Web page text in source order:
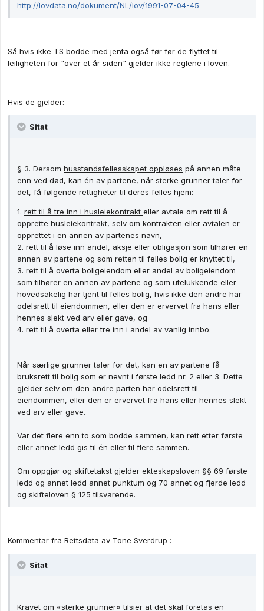
http://lovdata.no/dokument/NL/lov/1991-07-04-45
Så hvis ikke TS bodde med jenta også før før de flyttet til
leiligheten for "over et år siden" gjelder ikke reglene i loven.
Hvis de gjelder:
Sitat
§ 3. Dersom husstandsfellesskapet oppløses på annen måte
enn ved død, kan én av partene, når sterke grunner taler for
det, få følgende rettighetertil deres felles hjem:
1. rett til å tre inn i husleiekontrakt eller avtale om rett til å
opprette husleiekontrakt, selv om kontrakten eller avtalen er
opprettet i en annen av partenes navn,
2. rett til å løse inn andel, aksje eller obligasjon som tilhører en
annen av partene og som retten til felles bolig er knyttet til,
3. rett til å overta boligeiendom eller andel av boligeiendom
som tilhører en annen av partene og som utelukkende eller
hovedsakelig har tjent til felles bolig, hvis ikke den andre har
odelsrett til eiendommen, eller den er ervervet fra hans eller
hennes slekt ved arv eller gave, og
4. rett til å overta eller tre inn i andel av vanlig innbo.
Når særlige grunner taler for det, kan en av partene få
bruksrett til bolig som er nevnt i første ledd nr. 2 eller 3. Dette
gjelder selv om den andre parten har odelsrett til
eiendommen, eller den er ervervet fra hans eller hennes slekt
ved arv eller gave.
Var det flere enn to som bodde sammen, kan rett etter første
eller annet ledd gis til én eller til flere sammen.
Om oppgjør og skiftetakst gjelder ekteskapsloven §§ 69 første
ledd og annet ledd annet punktum og 70 annet og fjerde ledd
og skifteloven § 125 tilsvarende.
Kommentar fra Rettsdata av Tone Sverdrup :
Sitat
Kravet om «sterke grunner» tilsier at det skal foretas en